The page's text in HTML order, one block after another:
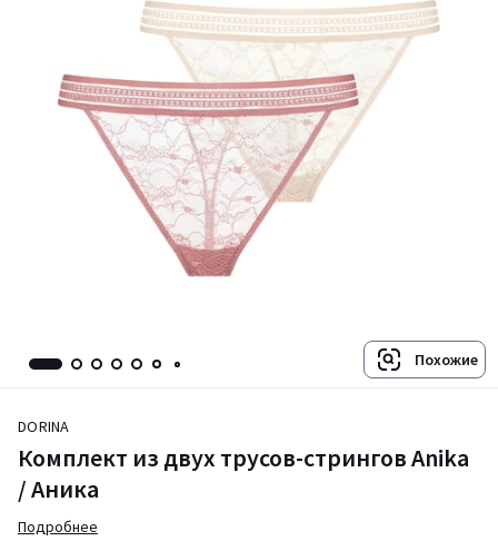
Похожие
DORINA
Комплект из двух трусов-стрингов Anika
/ Аника
Подробнее